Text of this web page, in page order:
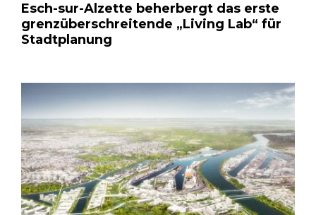
Esch-sur-Alzette beherbergt das erste
grenzüberschreitende „Living Lab“ für
Stadtplanung